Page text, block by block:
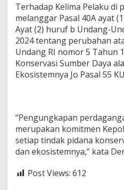
Terhadap Kelima Pelaku di
melanggar Pasal 40A ayat
Ayat (2) huruf b Undang-
2024 tentang perubahan
Undang RI nomor 5 Tahun
Konservasi Sumber Daya
Ekosistemnya Jo Pasal 55
“Pengungkapan
merupakan komitmen
setiap tindak pidana
dan ekosistemnya,” kata
Post Views: 612